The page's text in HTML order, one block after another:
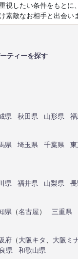
視したい条件をもとに
素敵なお相手と出会い
ティーを探す
県 秋田県 山形県
県 埼玉県 千葉県
県 福井県 山梨県
県 （名古屋）
三重県
府 （大阪キタ 大阪ミ
県
和歌山県